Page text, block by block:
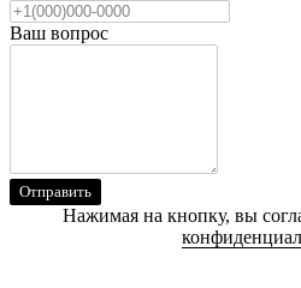
Ваш вопрос
Отправить
Нажимая на кнопку, вы